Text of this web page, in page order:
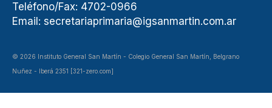
Teléfono/Fax: 4702-0966
Email: secretariaprimaria@igsanmartin.com.ar
© 2026 Instituto General San Martín - Colegio General San Martín, Belgrano
Nuñez - Iberá 2351 [321-zero.com]